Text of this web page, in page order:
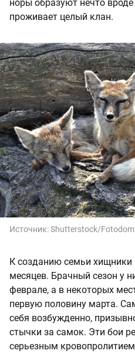
норы образуют нечто
проживает целый клан.
Источник:Shutterstock/
К созданию семьи хищники
месяцев. Брачный сезон у
феврале, а в некоторых
первую половину марта.
себя возбужденно,
стычки за самок. Эти бои
серьезным